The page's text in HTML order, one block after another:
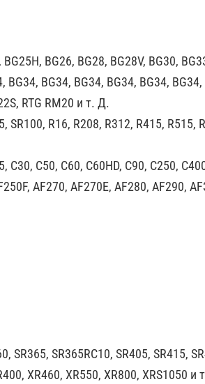
BG26, BG28, BG28V, BG30,
BG34, BG34, BG34, BG34,
RTG RM20 и т. Д.
SR100, R16, R208, R312, R415,
C30, C50, C60, C60HD, C90, C250,
AF270, AF270E, AF280, AF290,
SR365, SR365RC10, SR405, SR415,
XR460, XR550, XR800, XRS1050 и